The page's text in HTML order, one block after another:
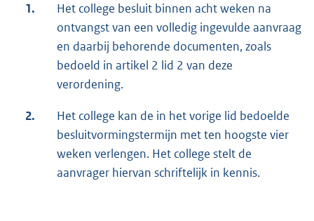
1.
Het college besluit binnen acht weken na
ontvangst van een volledig ingevulde aanvraag
en daarbij behorende documenten, zoals
bedoeld in artikel 2 lid 2 van deze
verordening.
2.
Het college kan de in het vorige lid bedoelde
besluitvormingstermijn met ten hoogste vier
weken verlengen. Het college stelt de
aanvrager hiervan schriftelijk in kennis.